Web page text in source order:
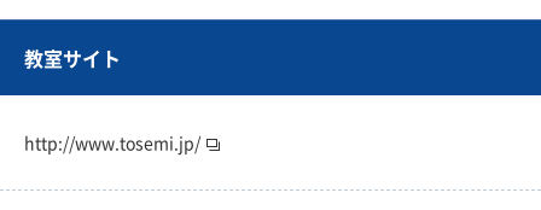
教室サイト
http://www.tosemi.jp/